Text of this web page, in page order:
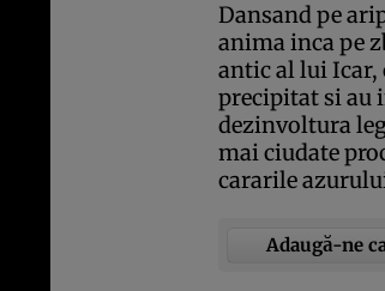
Dansand pe
anima inca pe
antic al lui
precipitat si au
dezinvoltura
mai ciudate
cararile
Adaugă-ne